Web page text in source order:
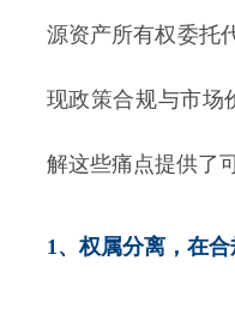
源资产所有权委托
现政策合规与市场
解这些痛点提供了
1、权属分离，在